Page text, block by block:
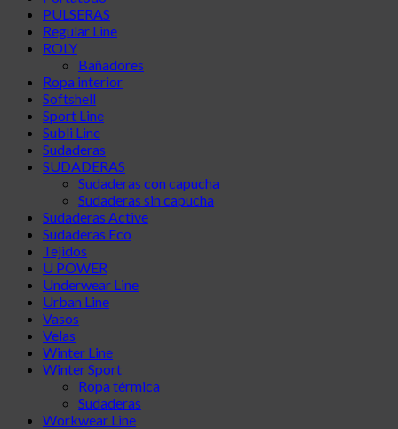
PULSERAS
Regular Line
ROLY
Bañadores
Ropa interior
Softshell
Sport Line
Subli Line
Sudaderas
SUDADERAS
Sudaderas con capucha
Sudaderas sin capucha
Sudaderas Active
Sudaderas Eco
Tejidos
U POWER
Underwear Line
Urban Line
Vasos
Velas
Winter Line
Winter Sport
Ropa térmica
Sudaderas
Workwear Line